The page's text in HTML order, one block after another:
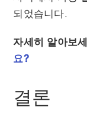
되었습니다.
자세히 알아보
요?
결론